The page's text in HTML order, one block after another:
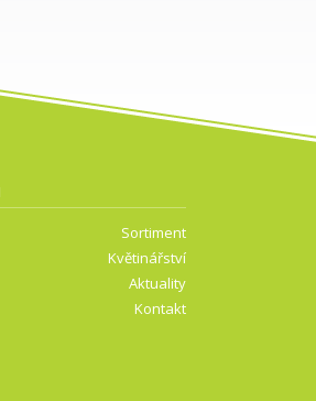
Sortiment
Květinářství
Aktuality
Kontakt